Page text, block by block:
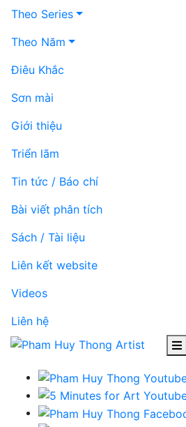
Theo Series
Theo Năm
Điêu Khắc
Sơn mài
Giới thiệu
Triển lãm
Tin tức / Báo chí
Bài viết phân tích
Sách / Tài liệu
Liên kết website
Videos
Liên hệ